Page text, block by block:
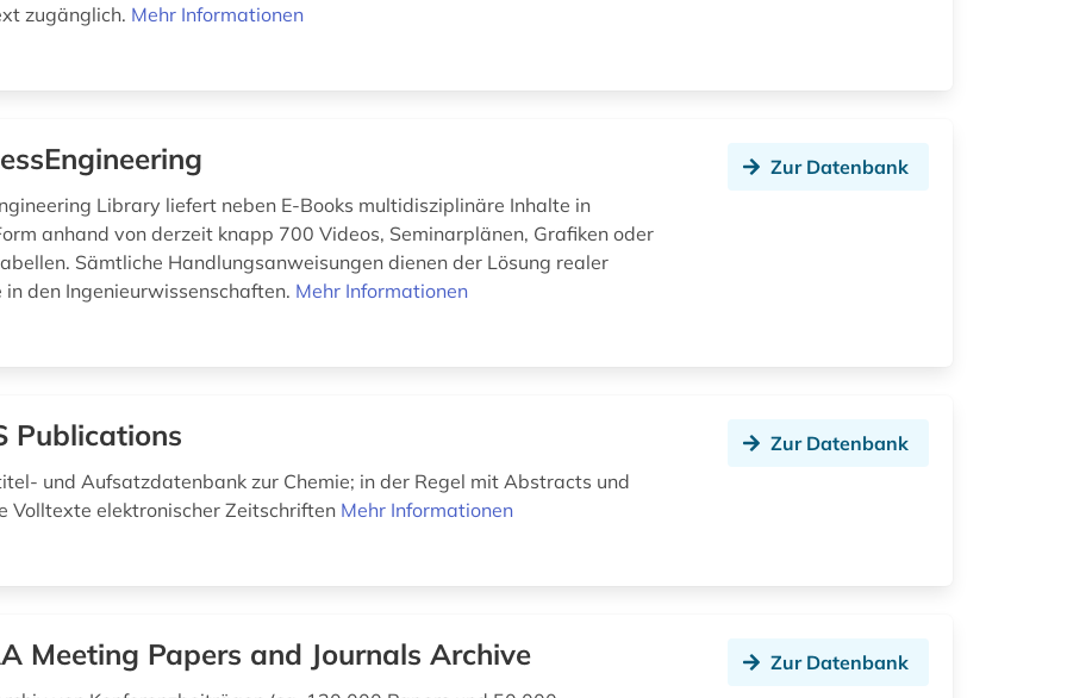
zugänglich. Mehr Informationen
Library liefert neben E-Books multidisziplinäre Inhalte in
anhand von derzeit knapp 700 Videos, Seminarplänen, Grafiken oder
Sämtliche Handlungsanweisungen dienen der Lösung realer
in den Ingenieurwissenschaften. Mehr Informationen
Zur Datenbank
Publications
und Aufsatzdatenbank zur Chemie; in der Regel mit Abstracts und
Volltexte elektronischer Zeitschriften Mehr Informationen
Zur Datenbank
Meeting Papers and Journals Archive Zur Datenbank